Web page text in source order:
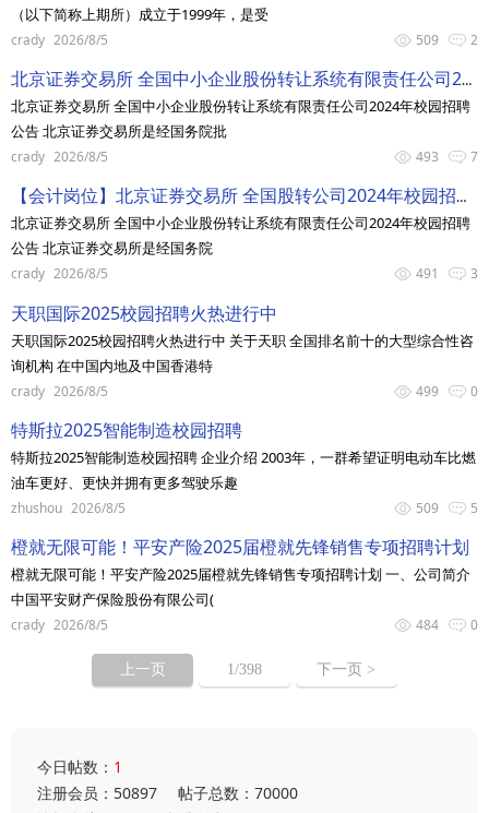
（以下简称上期所）成立于1999年，是受
2
509
crady 2026/8/5
北京证券交易所 全国中小企业股份转让系统有限责任公司2024年校园招聘公告
北京证券交易所 全国中小企业股份转让系统有限责任公司2024年校园招聘
公告 北京证券交易所是经国务院批
7
493
crady 2026/8/5
【会计岗位】北京证券交易所 全国股转公司2024年校园招聘-持续进行中！
北京证券交易所 全国中小企业股份转让系统有限责任公司2024年校园招聘
公告 北京证券交易所是经国务院
3
491
crady 2026/8/5
天职国际2025校园招聘火热进行中
天职国际2025校园招聘火热进行中 关于天职 全国排名前十的大型综合性咨
询机构 在中国内地及中国香港特
0
499
crady 2026/8/5
特斯拉2025智能制造校园招聘
特斯拉2025智能制造校园招聘 企业介绍 2003年，一群希望证明电动车比燃
油车更好、更快并拥有更多驾驶乐趣
5
509
zhushou 2026/8/5
橙就无限可能！平安产险2025届橙就先锋销售专项招聘计划
橙就无限可能！平安产险2025届橙就先锋销售专项招聘计划 一、公司简介
中国平安财产保险股份有限公司(
0
484
crady 2026/8/5
上一页 1/398 下一页 >
今日帖数： 1
注册会员：50897
帖子总数：70000